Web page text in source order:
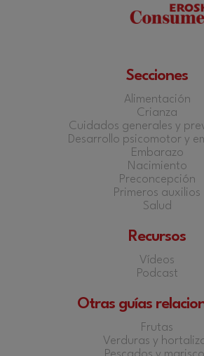
Secciones
Alimentación
Crianza
Cuidados generales y
Desarrollo psicomotor y
Embarazo
Nacimiento
Preconcepción
Primeros auxilios
Salud
Recursos
Vídeos
Podcast
Otras guías
Frutas
Verduras y